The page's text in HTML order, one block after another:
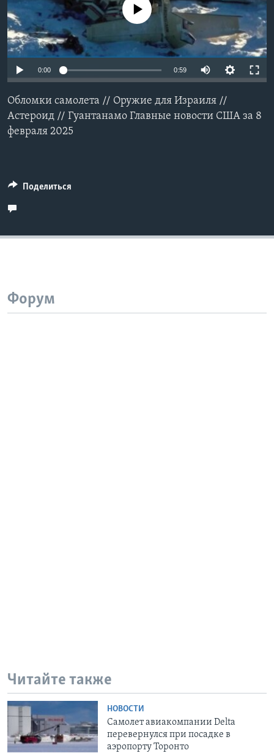
Learning English
СОЦИАЛЬНЫЕ СЕТИ
Языки
No media source currently available
0:00 0:59
Обломки самолета // Оружие для Израиля //
Астероид // Гуантанамо Главные новости США за 8
февраля 2025
Поделиться
Форум
Читайте также
НОВОСТИ
Самолет авиакомпании Delta
перевернулся при посадке в
аэропорту Торонто